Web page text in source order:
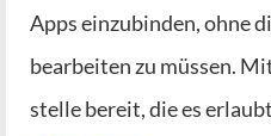
Apps ein­zu­bin­den, ohne
bear­bei­ten zu müs­sen.
stel­le bereit, die es